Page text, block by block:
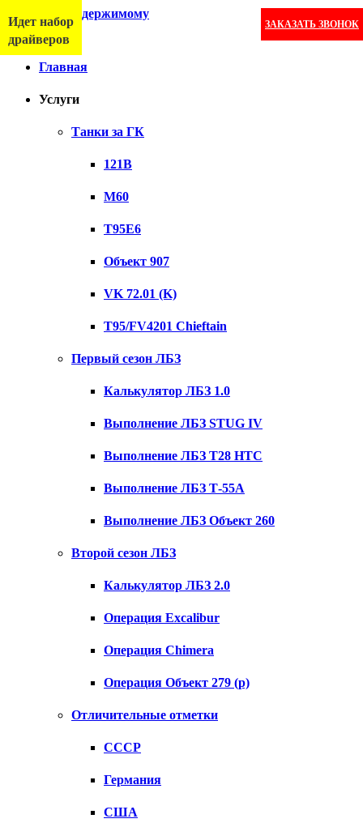
Перейти к содержимому
ЗАКАЗАТЬ ЗВОНОК
Меню
Главная
Услуги
Танки за ГК
121B
M60
T95E6
Объект 907
VK 72.01 (K)
T95/FV4201 Chieftain
Первый сезон ЛБЗ
Калькулятор ЛБЗ 1.0
Выполнение ЛБЗ STUG IV
Выполнение ЛБЗ T28 HTC
Выполнение ЛБЗ Т-55А
Выполнение ЛБЗ Объект 260
Второй сезон ЛБЗ
Калькулятор ЛБЗ 2.0
Операция Excalibur
Операция Chimera
Операция Объект 279 (р)
Отличительные отметки
СССР
Германия
США
Идет набор
драйверов